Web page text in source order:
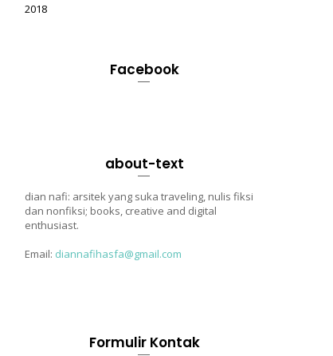
2018
Facebook
about-text
dian nafi: arsitek yang suka traveling, nulis fiksi
dan nonfiksi; books, creative and digital
enthusiast.
Email: diannafihasfa@gmail.com
Formulir Kontak